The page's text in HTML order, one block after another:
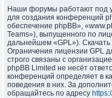
Наши форумы работают под
для создания конференций
обеспечение phpBB»,
Teams»), выпущенного по
дальнейшем «GPL»).
Ограничения лицензии GPL
строго связаны с
phpBB Limited не несёт
конференций определяет в
поведения в них. За
обращайтесь по адресу